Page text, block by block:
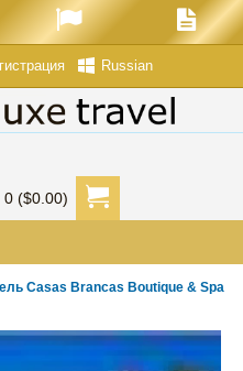
Russian
0 ($0.00)
Casas Brancas Boutique & Spa